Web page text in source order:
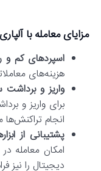
مزایای معامله با آلپاری
اسپردهای کم و
هزینه‌های
واریز و
برای واریز و
انجام
پشتیبانی از
امکان معامله
دیجیتال را نیز